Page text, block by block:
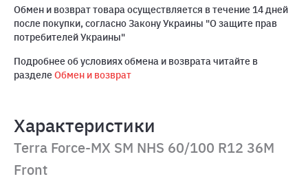
Обмен и возврат товара осуществляется в течение 14 дней
после покупки, согласно Закону Украины "О защите прав
потребителей Украины"
Подробнее об условиях обмена и возврата читайте в
разделеОбмен и возврат
Характеристики
Terra Force-MX SM NHS 60/100 R12 36M
Front